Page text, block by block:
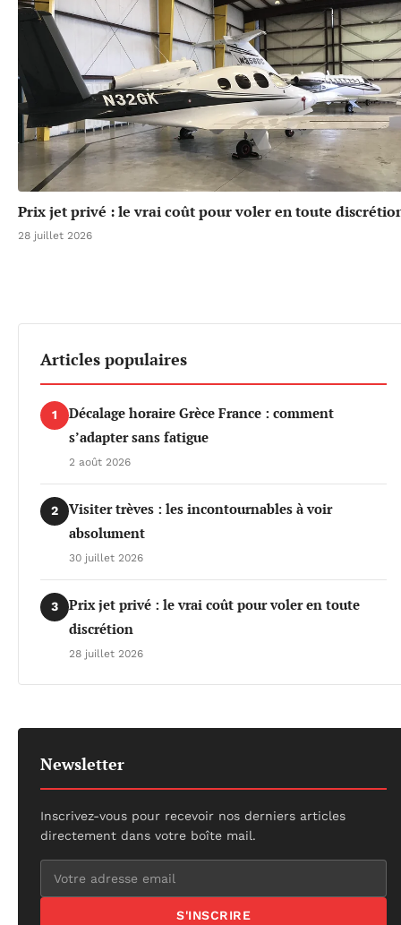
Prix jet privé : le vrai coût pour voler en toute
28 juillet 2026
Articles populaires
1
Décalage horaire Grèce France : comment
s’adapter sans fatigue
2 août 2026
2
Visiter trèves : les incontournables à voir
absolument
30 juillet 2026
3
Prix jet privé : le vrai coût pour voler en toute
discrétion
28 juillet 2026
Newsletter
Inscrivez-vous pour recevoir nos derniers articles
directement dans votre boîte mail.
S'INSCRIRE